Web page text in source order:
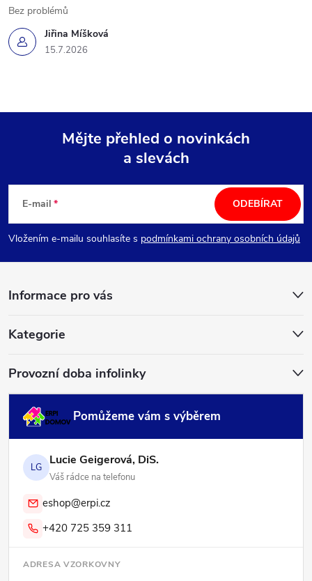
Jiřina Míšková
15.7.2026
Bez problémů
p
a
Mějte přehled o novinkách
a slevách
E-mail
Vložením e-mailu souhlasíte s podmínkami ochrany osobních údajů
ODEBÍRAT
Informace pro vás
Kategorie
Provozní doba infolinky
Pomůžeme vám s výběrem
LG Lucie Geigerová, DiS.
Váš rádce na telefonu
eshop@erpi.cz
+420 725 359 311
ADRESA VZORKOVNY